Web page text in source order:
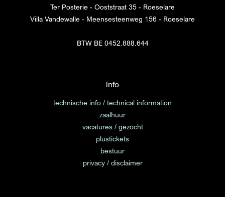
Ter Posterie - Ooststraat 35 - Roeselare
Villa Vandewalle - Meensesteenweg 156 - Roeselare
BTW BE 0452.888.644
info
technische info / technical information
zaalhuur
vacatures / gezocht
plustickets
bestuur
privacy / disclaimer